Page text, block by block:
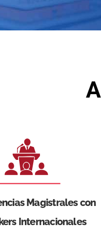
Magistrales con
Internacionales